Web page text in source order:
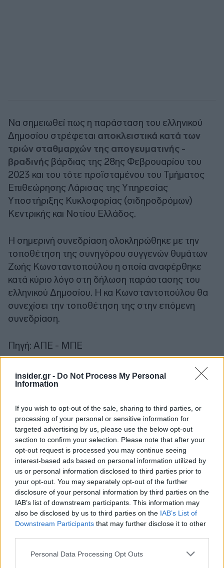
insider.gr - Do Not Process My Personal
Information
If you wish to opt-out of the sale, sharing to third parties, or
processing of your personal or sensitive information for
targeted advertising by us, please use the below opt-out
section to confirm your selection. Please note that after your
opt-out request is processed you may continue seeing
interest-based ads based on personal information utilized by
us or personal information disclosed to third parties prior to
your opt-out. You may separately opt-out of the further
disclosure of your personal information by third parties on the
IAB’s list of downstream participants. This information may
also be disclosed by us to third parties on the IAB’s List of
Downstream Participants that may further disclose it to other
Please note that this website/app uses one or more Google
Personal Data Processing Opt Outs
Να σημειωθεί πως η παράσταση του ελληνικού
Δημοσίου στρέφεται αποκλειστικά κατά των
τριών σταθμαρχών της απογευματινής -
βραδινής βάρδιας της 28ης Φεβρουαρίου του
2023 και του τότε προϊσταμένου του Τμήματος
Επιθεώρησης Λάρισας της Υπηρεσίας
Υποστήριξης Κυκλοφορίας (σιδηροδρόμων)
Κεντρικής και Νοτίου Ελλάδος.
Η σημερινή συνεδρίαση ολοκληρώθηκε με την
τοποθέτηση της συνηγόρου συγγενών θυμάτων
Ζωής Κωνσταντοπούλου η οποία αναφέρθηκε
κατά κύριο λόγο στη δήλωση παράστασης του
ελληνικού Δημοσίου. Η κα Κωνσταντοπούλου θα
συνεχίσει την τοποθέτηση της στην επόμενη
συνεδρίαση.
Πηγή: ΑΠΕ - ΜΠΕ